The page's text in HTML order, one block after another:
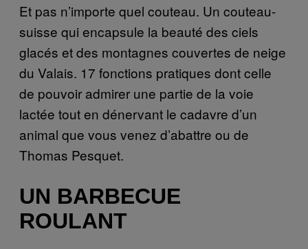
Et pas n’importe quel couteau. Un couteau-
suisse qui encapsule la beauté des ciels
glacés et des montagnes couvertes de neige
du Valais. 17 fonctions pratiques dont celle
de pouvoir admirer une partie de la voie
lactée tout en dénervant le cadavre d’un
animal que vous venez d’abattre ou de
Thomas Pesquet.
UN BARBECUE
ROULANT